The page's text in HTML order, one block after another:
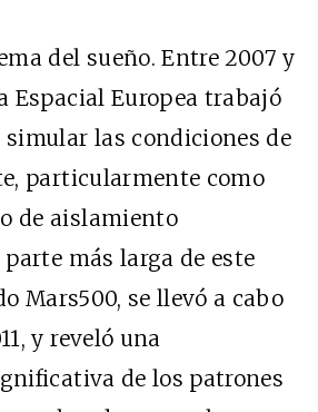
del sueño. Entre 2007 y
Espacial Europea trabajó
simular las condiciones de
particularmente como
de aislamiento
más larga de este
Mars500, se llevó a cabo
y reveló una
de los patrones